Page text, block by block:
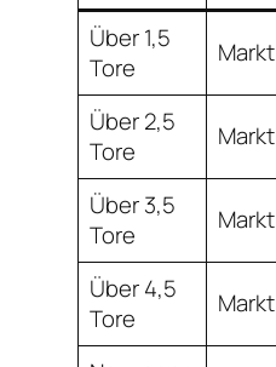
Über 1,5
Tore
Markt
Über 2,5
Tore
Markt
Über 3,5
Tore
Markt
Über 4,5
Tore
Markt